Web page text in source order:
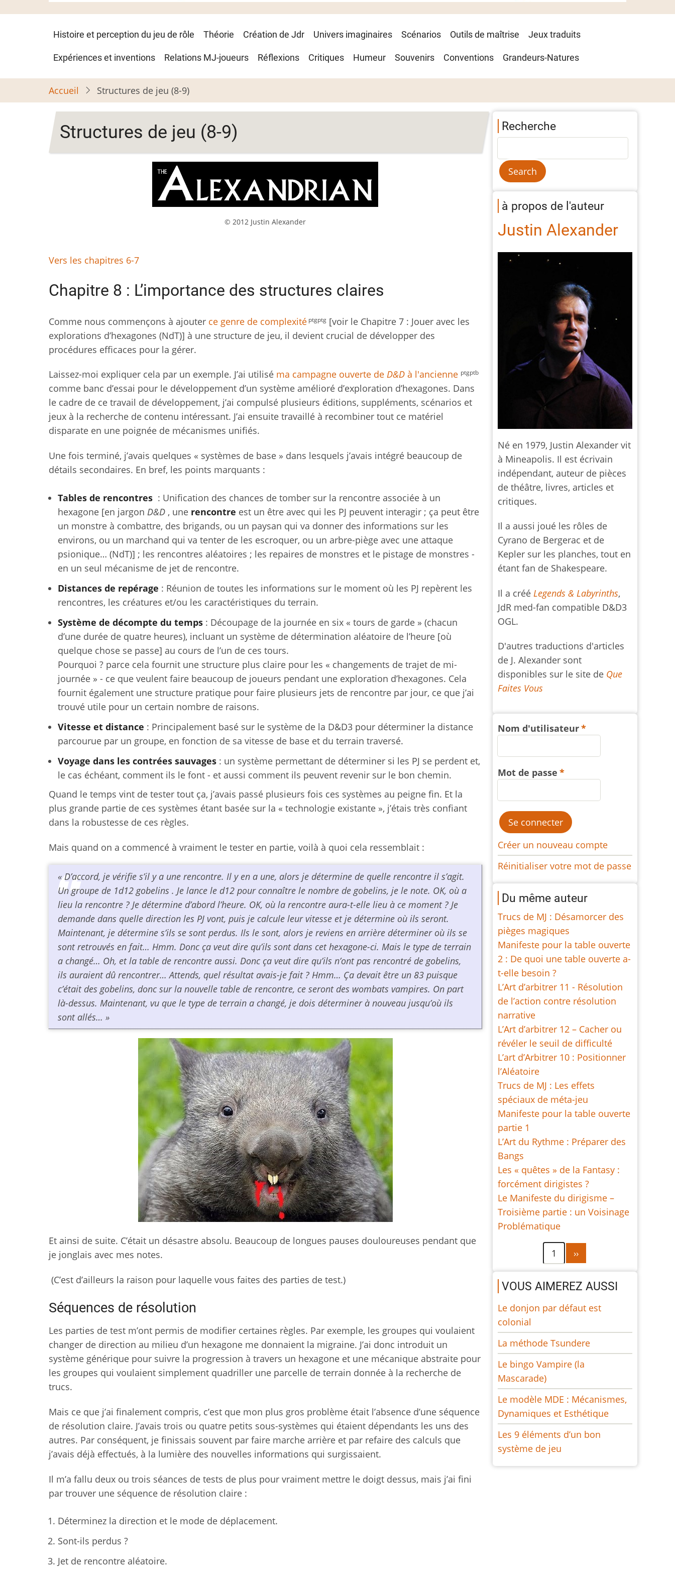
Navigation
principale
Histoire et perception du jeu de rôle Théorie Création de Jdr Univers imaginaires Scénarios Outils de maîtrise Jeux traduits
Expériences et inventions Relations MJ-joueurs Réflexions Critiques Humeur Souvenirs Conventions Grandeurs-Natures
Accueil Structures de jeu (8-9)
Structures de jeu (8-9)
© 2012 Justin Alexander
Vers les chapitres 6-7
Chapitre 8 : L’importance des structures claires
Comme nous commençons à ajouter ce genre de complexité ptgptg [voir le Chapitre 7 : Jouer avec les
explorations d’hexagones (NdT)] à une structure de jeu, il devient crucial de développer des
procédures efficaces pour la gérer.
Laissez-moi expliquer cela par un exemple. J’ai utilisé ma campagne ouverte de D&D à l'ancienne ptgptb
comme banc d’essai pour le développement d’un système amélioré d’exploration d’hexagones. Dans
le cadre de ce travail de développement, j’ai compulsé plusieurs éditions, suppléments, scénarios et
jeux à la recherche de contenu intéressant. J’ai ensuite travaillé à recombiner tout ce matériel
disparate en une poignée de mécanismes unifiés.
Une fois terminé, j’avais quelques « systèmes de base » dans lesquels j’avais intégré beaucoup de
détails secondaires. En bref, les points marquants :
Tables de rencontres : Unification des chances de tomber sur la rencontre associée à un
hexagone [en jargon D&D , une rencontre est un être avec qui les PJ peuvent interagir ; ça peut être
un monstre à combattre, des brigands, ou un paysan qui va donner des informations sur les
environs, ou un marchand qui va tenter de les escroquer, ou un arbre-piège avec une attaque
psionique… (NdT)] ; les rencontres aléatoires ; les repaires de monstres et le pistage de monstres -
en un seul mécanisme de jet de rencontre.
Distances de repérage : Réunion de toutes les informations sur le moment où les PJ repèrent les
rencontres, les créatures et/ou les caractéristiques du terrain.
Système de décompte du temps : Découpage de la journée en six « tours de garde » (chacun
d’une durée de quatre heures), incluant un système de détermination aléatoire de l’heure [où
quelque chose se passe] au cours de l’un de ces tours.
Pourquoi ? parce cela fournit une structure plus claire pour les « changements de trajet de mi-
journée » - ce que veulent faire beaucoup de joueurs pendant une exploration d’hexagones. Cela
fournit également une structure pratique pour faire plusieurs jets de rencontre par jour, ce que j’ai
trouvé utile pour un certain nombre de raisons.
Vitesse et distance : Principalement basé sur le système de la D&D3 pour déterminer la distance
parcourue par un groupe, en fonction de sa vitesse de base et du terrain traversé.
Voyage dans les contrées sauvages : un système permettant de déterminer si les PJ se perdent et,
le cas échéant, comment ils le font - et aussi comment ils peuvent revenir sur le bon chemin.
Quand le temps vint de tester tout ça, j’avais passé plusieurs fois ces systèmes au peigne fin. Et la
plus grande partie de ces systèmes étant basée sur la « technologie existante », j’étais très confiant
dans la robustesse de ces règles.
Mais quand on a commencé à vraiment le tester en partie, voilà à quoi cela ressemblait :
« D’accord, je vérifie s’il y a une rencontre. Il y en a une, alors je détermine de quelle rencontre il s’agit.
Un groupe de 1d12 gobelins . Je lance le d12 pour connaître le nombre de gobelins, je le note. OK, où a
lieu la rencontre ? Je détermine d’abord l’heure. OK, où la rencontre aura-t-elle lieu à ce moment ? Je
demande dans quelle direction les PJ vont, puis je calcule leur vitesse et je détermine où ils seront.
Maintenant, je détermine s’ils se sont perdus. Ils le sont, alors je reviens en arrière déterminer où ils se
sont retrouvés en fait… Hmm. Donc ça veut dire qu’ils sont dans cet hexagone-ci. Mais le type de terrain
a changé… Oh, et la table de rencontre aussi. Donc ça veut dire qu’ils n’ont pas rencontré de gobelins,
ils auraient dû rencontrer… Attends, quel résultat avais-je fait ? Hmm… Ça devait être un 83 puisque
c’était des gobelins, donc sur la nouvelle table de rencontre, ce seront des wombats vampires. On part
là-dessus. Maintenant, vu que le type de terrain a changé, je dois déterminer à nouveau jusqu’où ils
sont allés… »
Et ainsi de suite. C’était un désastre absolu. Beaucoup de longues pauses douloureuses pendant que
je jonglais avec mes notes.
(C’est d’ailleurs la raison pour laquelle vous faites des parties de test.)
Séquences de résolution
Les parties de test m’ont permis de modifier certaines règles. Par exemple, les groupes qui voulaient
changer de direction au milieu d’un hexagone me donnaient la migraine. J’ai donc introduit un
système générique pour suivre la progression à travers un hexagone et une mécanique abstraite pour
les groupes qui voulaient simplement quadriller une parcelle de terrain donnée à la recherche de
trucs.
Mais ce que j’ai finalement compris, c’est que mon plus gros problème était l’absence d’une séquence
de résolution claire. J’avais trois ou quatre petits sous-systèmes qui étaient dépendants les uns des
autres. Par conséquent, je finissais souvent par faire marche arrière et par refaire des calculs que
j’avais déjà effectués, à la lumière des nouvelles informations qui surgissaient.
Il m’a fallu deux ou trois séances de tests de plus pour vraiment mettre le doigt dessus, mais j’ai fini
par trouver une séquence de résolution claire :
Déterminez la direction et le mode de déplacement.
Sont-ils perdus ?
Jet de rencontre aléatoire.
Recherche
à propos de l'auteur
Justin Alexander
Né en 1979, Justin Alexander vit
à Mineapolis. Il est écrivain
indépendant, auteur de pièces
de théâtre, livres, articles et
critiques.
Il a aussi joué les rôles de
Cyrano de Bergerac et de
Kepler sur les planches, tout en
étant fan de Shakespeare.
Il a créé Legends & Labyrinths,
JdR med-fan compatible D&D3
OGL.
D'autres traductions d'articles
de J. Alexander sont
disponibles sur le site de Que
Faites Vous
Nom d'utilisateur
Mot de passe
Créer un nouveau compte
Réinitialiser votre mot de passe
Du même auteur
Trucs de MJ : Désamorcer des
pièges magiques
Manifeste pour la table ouverte
2 : De quoi une table ouverte a-
t-elle besoin ?
L’Art d’arbitrer 11 - Résolution
de l’action contre résolution
narrative
L’Art d’arbitrer 12 – Cacher ou
révéler le seuil de difficulté
L’art d’Arbitrer 10 : Positionner
l’Aléatoire
Trucs de MJ : Les effets
spéciaux de méta-jeu
Manifeste pour la table ouverte
partie 1
L’Art du Rythme : Préparer des
Bangs
Les « quêtes » de la Fantasy :
forcément dirigistes ?
Le Manifeste du dirigisme –
Troisième partie : un Voisinage
Problématique
Pagination1
Page
suivante
››
VOUS AIMEREZ AUSSI
Le donjon par défaut est
colonial
La méthode Tsundere
Le bingo Vampire (la
Mascarade)
Le modèle MDE : Mécanismes,
Dynamiques et Esthétique
Les 9 éléments d’un bon
système de jeu